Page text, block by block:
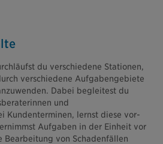
du verschiedene Stationen,
verschiedene Aufgabengebiete
Dabei begleitest du
und
Kundenterminen, lernst diese vor-
Aufgaben in der Einheit vor
Bearbeitung von Schadenfällen